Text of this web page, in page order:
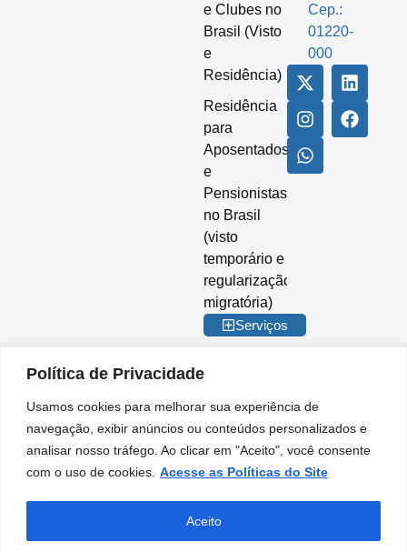
Política de Privacidade
Usamos cookies para melhorar sua experiência de
navegação, exibir anúncios ou conteúdos personalizados e
analisar nosso tráfego. Ao clicar em "Aceito", você consente
com o uso de cookies. Acesse as Políticas do Site
Aceito
e Clubes no
Brasil (Visto
e
Residência)
Residência
para
Aposentados
e
Pensionistas
no Brasil
(visto
temporário e
regularização
migratória)
Serviços
Cep.:
01220-
000
35.842.274/0001-02. IMIGRAR BRASIL® é marca registrada no INPI. A
Imigrar Brasil é uma empresa privada de consultoria e assessoria
migratória. Não somos órgão do Governo Brasileiro e não mantemos
Nossos serviços são prestados de forma independente, no âmbito do setor
privado, para orientação e apoio em procedimentos migratórios.